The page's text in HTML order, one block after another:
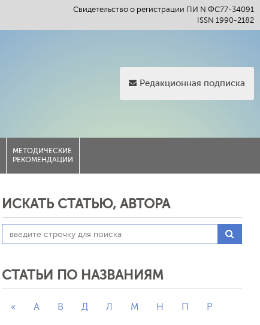
Свидетельство о регистрации ПИ N ФС77-34091
ISSN 1990-2182
Редакционная подписка
МЕТОДИЧЕСКИЕ
РЕКОМЕНДАЦИИ
ИСКАТЬ СТАТЬЮ, АВТОРА
СТАТЬИ ПО НАЗВАНИЯМ
« А В Д Л М Н П Р